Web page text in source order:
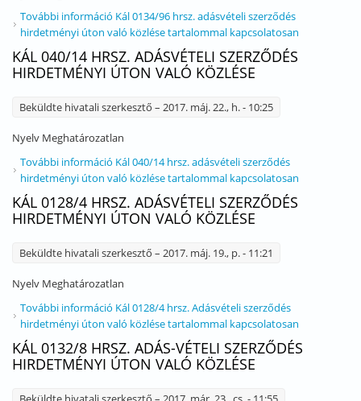
További információ Kál 0134/96 hrsz. adásvételi szerződés
hirdetményi úton való közlése tartalommal kapcsolatosan
KÁL 040/14 HRSZ. ADÁSVÉTELI SZERZŐDÉS
HIRDETMÉNYI ÚTON VALÓ KÖZLÉSE
Beküldte hivatali szerkesztő – 2017. máj. 22., h. - 10:25
Nyelv Meghatározatlan
További információ Kál 040/14 hrsz. adásvételi szerződés
hirdetményi úton való közlése tartalommal kapcsolatosan
KÁL 0128/4 HRSZ. ADÁSVÉTELI SZERZŐDÉS
HIRDETMÉNYI ÚTON VALÓ KÖZLÉSE
Beküldte hivatali szerkesztő – 2017. máj. 19., p. - 11:21
Nyelv Meghatározatlan
További információ Kál 0128/4 hrsz. Adásvételi szerződés
hirdetményi úton való közlése tartalommal kapcsolatosan
KÁL 0132/8 HRSZ. ADÁS-VÉTELI SZERZŐDÉS
HIRDETMÉNYI ÚTON VALÓ KÖZLÉSE